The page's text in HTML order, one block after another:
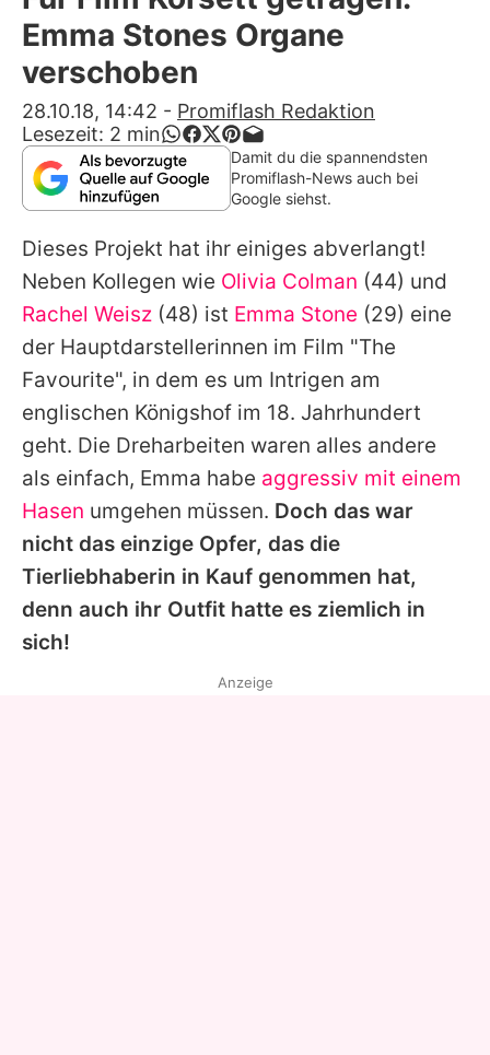
Alle Themen auf Promiflash
App runterladen
Team
Redaktionelle Richtlinien
Impressum
Datenschutzerklärung
Nutzungsbedingungen
Utiq verwalten
Emma Stones Organe
verschoben
28.10.18, 14:42 - Promiflash Redaktion
Lesezeit: 2 min
Damit du die spannendsten
Promiflash-News auch bei
Google siehst.
Dieses Projekt hat ihr einiges abverlangt!
Neben Kollegen wie Olivia Colman (44) und
Rachel Weisz (48) ist Emma Stone (29) eine
der Hauptdarstellerinnen im Film "The
Favourite", in dem es um Intrigen am
englischen Königshof im 18. Jahrhundert
geht. Die Dreharbeiten waren alles andere
als einfach, Emma habe aggressiv mit einem
Hasen umgehen müssen. Doch das war
nicht das einzige Opfer, das die
Tierliebhaberin in Kauf genommen hat,
denn auch ihr Outfit hatte es ziemlich in
sich!
Anzeige